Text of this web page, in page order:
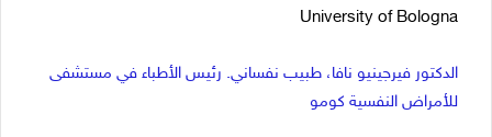
University of Bologna
الدكتور فيرجينيو نافا، طبيب نفساني. رئيس الأطباء في مستشفى
للأمراض النفسية كومو